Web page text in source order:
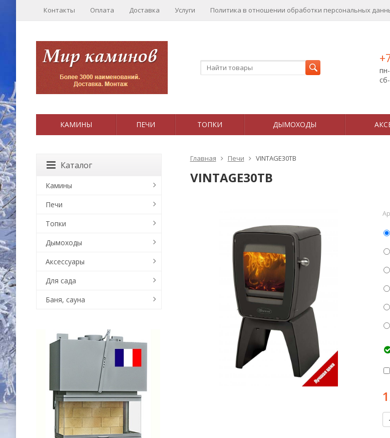
Контакты Оплата Доставка Услуги Политика в отношении обработки персональных
КАМИНЫ ПЕЧИ ТОПКИ ДЫМОХОДЫ
Главная Печи VINTAGE30TB
VINTAGE30TB
-
Каталог
Камины
Печи
Топки
Дымоходы
Аксессуары
Для сада
Баня, сауна